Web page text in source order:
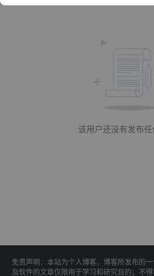
该用户还没有发布任
免责声明：本站为个人博客，博客所发布的
及软件的文章仅限用于学习和研究目的；不